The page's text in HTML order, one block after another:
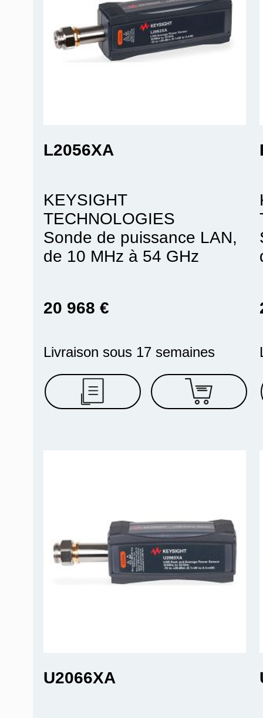
L2056XA
KEYSIGHT
TECHNOLOGIES
Sonde de puissance LAN,
de 10 MHz à 54 GHz
20 968 €
Livraison sous 17 semaines
U2066XA